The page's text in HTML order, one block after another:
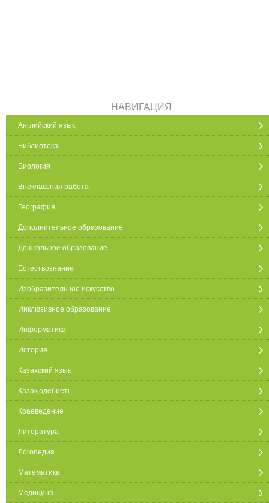
НАВИГАЦИЯ
Английский язык
Библиотека
Биология
Внеклассная работа
География
Дополнительное образование
Дошкольное образование
Естествознание
Изобразительное искусство
Инклюзивное образование
Информатика
История
Казахский язык
Қазақ әдебиеті
Краеведение
Литература
Логопедия
Математика
Медицина